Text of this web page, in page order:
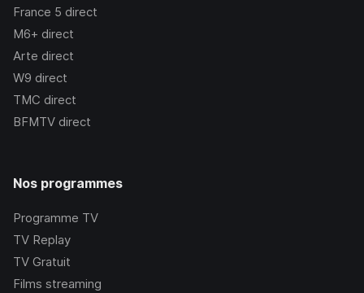
France 5 direct
M6+ direct
Arte direct
W9 direct
TMC direct
BFMTV direct
Nos programmes
Programme TV
TV Replay
TV Gratuit
Films streaming